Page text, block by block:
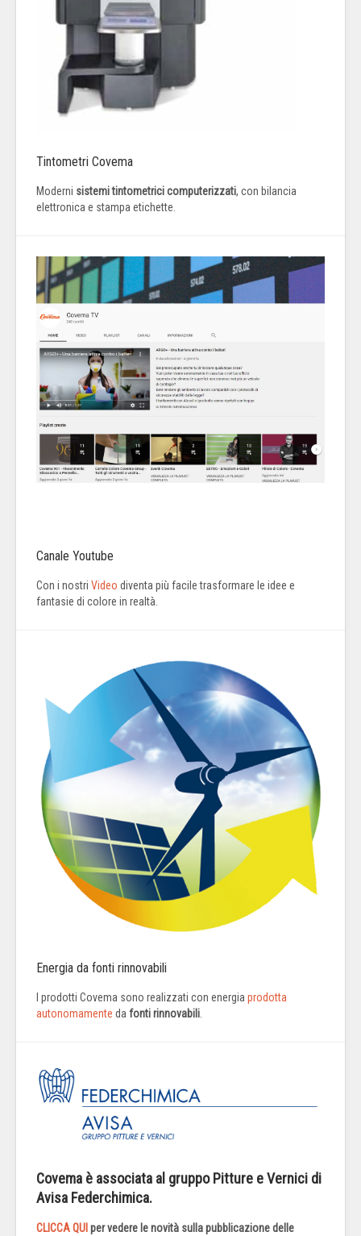
Tintometri Covema
Moderni sistemi tintometrici computerizzati, con bilancia
elettronica e stampa etichette.
Canale Youtube
Con i nostri Video diventa più facile trasformare le idee e
fantasie di colore in realtà.
Energia da fonti rinnovabili
I prodotti Covema sono realizzati con energia prodotta
autonomamente da fonti rinnovabili.
Covema è associata al gruppo Pitture e Vernici di
Avisa Federchimica.
CLICCA QUI per vedere le novità sulla pubblicazione delle